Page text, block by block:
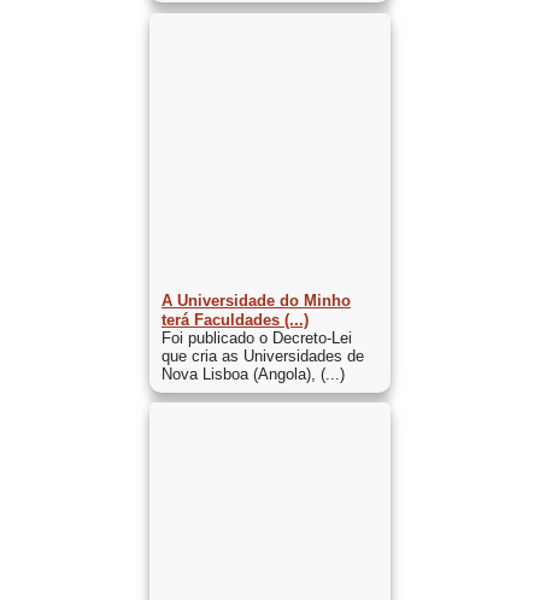
A Universidade do Minho
terá Faculdades (...)
Foi publicado o Decreto-Lei
que cria as Universidades de
Nova Lisboa (Angola), (...)